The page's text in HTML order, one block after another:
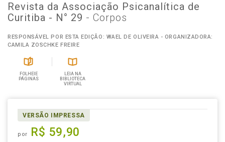
Revista da Associação Psicanalítica de
Curitiba - N° 29 - Corpos
RESPONSÁVEL POR ESTA EDIÇÃO: WAEL DE OLIVEIRA - ORGANIZADORA:
CAMILA ZOSCHKE FREIRE
FOLHEIE
PÁGINAS
LEIA NA
BIBLIOTECA
VIRTUAL
VERSÃO IMPRESSA
por R$ 59,90